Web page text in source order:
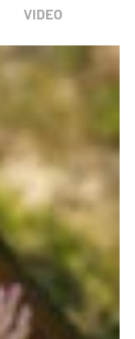
VIDEO